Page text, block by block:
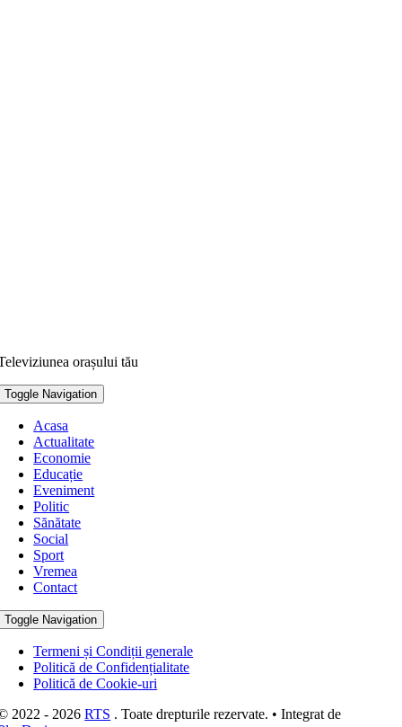
orașului tău
Toggle Navigation
Acasa
Actualitate
Economie
Educație
Eveniment
Politic
Sănătate
Social
Sport
Vremea
Contact
Toggle Navigation
Termeni și Condiții generale
Politică de Confidențialitate
Politică de Cookie-uri
2022 - 2026RTS . Toate drepturile rezervate. • Integrat de